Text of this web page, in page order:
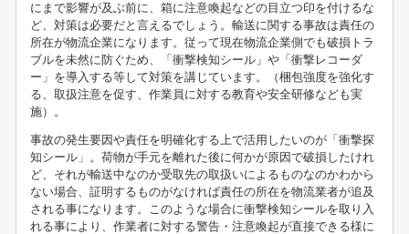
にまで影響が及ぶ前に、箱に注意喚起などの目立つ印を付けるな
ど、対策は必要だと言えるでしょう。輸送に関する事故は責任の
所在が物流企業になります。従って現在物流企業側でも破損トラ
ブルを未然に防ぐため、「衝撃検知シール」や「衝撃レコーダ
ー」を導入する等して対策を講じています。（梱包強度を強化す
る、取扱注意を促す、作業員に対する教育や安全研修なども実
施）。
事故の発生要因や責任を明確化する上で活用したいのが「衝撃探
知シール」。荷物が手元を離れた後に何かが原因で破損したけれ
ど、それが輸送中なのか受取先の取扱いによるものなのかわから
ない場合、証明するものがなければ責任の所在を物流業者が追及
される事になります。このような場合に衝撃検知シールを取り入
れる事により、作業者に対する警告・注意喚起が直接できる様に